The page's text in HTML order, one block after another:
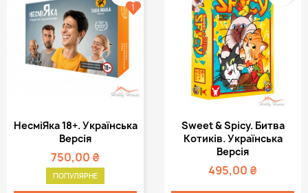
НесміЯка 18+. Українська
Версія
750,00 ₴
ПОПУЛЯРНЕ
1
Sweet & Spicy. Битва
Котиків. Українська
Версія
495,00 ₴